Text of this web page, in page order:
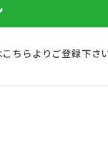
ちらよりご登録下さ